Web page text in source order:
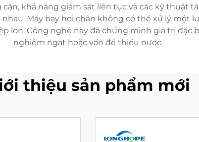
khả năng giám sát liên tục và các kỹ thuật
Máy bay hơi chân không có thể xử lý một
lớn. Công nghệ này đã chứng minh giá trị
nghiêm ngặt hoặc vấn đề thiếu nước.
thiệu sản phẩm mới